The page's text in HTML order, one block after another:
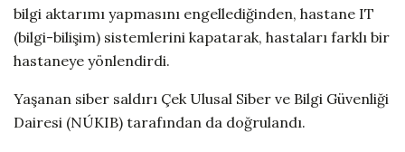
bilgi aktarımı yapmasını engellediğinden, hastane IT
(bilgi-bilişim) sistemlerini kapatarak, hastaları farklı bir
hastaneye yönlendirdi.
Yaşanan siber saldırı Çek Ulusal Siber ve Bilgi Güvenliği
Dairesi (NÚKIB) tarafından da doğrulandı.